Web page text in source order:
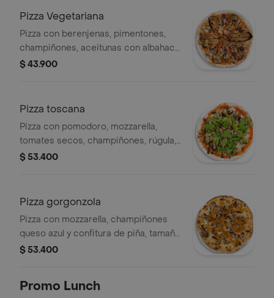
Pizza Vegetariana
Pizza con berenjenas, pimentones,
champiñones, aceitunas con albahaca
y mozzarella, tamaño a elección.
$ 43.900
Pizza toscana
Pizza con pomodoro, mozzarella,
tomates secos, champiñones, rúgula,
tamaño a elección. .
$ 53.400
Pizza gorgonzola
Pizza con mozzarella, champiñones
queso azul y confitura de piña, tamaño
a elección.
$ 53.400
Promo Lunch